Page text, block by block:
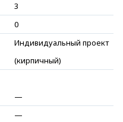
3
0
Индивидуальный проект
(кирпичный)
—
—